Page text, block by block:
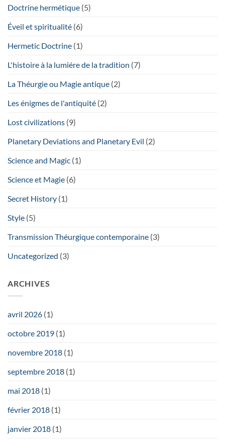
Doctrine hermétique (5)
Éveil et spiritualité (6)
Hermetic Doctrine (1)
L'histoire à la lumiére de la tradition (7)
La Théurgie ou Magie antique (2)
Les énigmes de l'antiquité (2)
Lost civilizations (9)
Planetary Deviations and Planetary Evil (2)
Science and Magic (1)
Science et Magie (6)
Secret History (1)
Style (5)
Transmission Théurgique contemporaine (3)
Uncategorized (3)
ARCHIVES
avril 2026 (1)
octobre 2019 (1)
novembre 2018 (1)
septembre 2018 (1)
mai 2018 (1)
février 2018 (1)
janvier 2018 (1)